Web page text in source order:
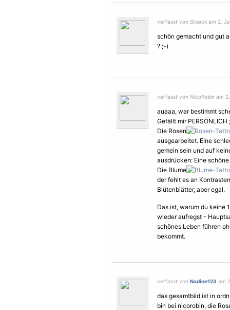
verfasst von Stoeck am 2.
schön gemacht und gut
? ;-)
verfasst von NicoRobin am
auaaa, war bestimmt
Gefällt mir
Die Rosen
ausgearbeitet. Eine
gemein sein und auf
ausdrücken: Eine
Die Blume
der fehlt es an
Blütenblätter, aber egal.
Das ist, warum du keine
wieder aufregst -
schönes Leben führen
bekommt.
verfasst von Nadine123 am
das gesamtbild ist in
bin bei nicorobin, die